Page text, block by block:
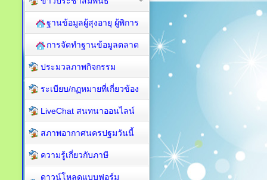
ฐานข้อมูลผู้สุงอายุ ผู้พิการ
การจัดทำฐานข้อมูลตลาด
ประมวลภาพกิจกรรม
ระเบียบ/กฏหมายที่เกี่ยวข้อง
LiveChat สนทนาออนไลน์
สภาพอากาศนครปฐมวันนี้
ความรู้เกี่ยวกับภาษี
ดาวน์โหลดแบบฟอร์ม